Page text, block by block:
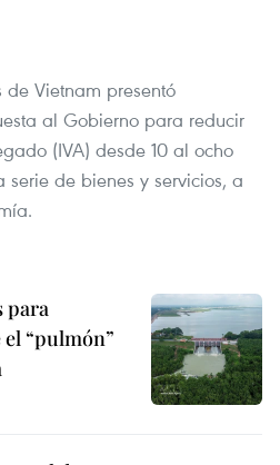
de Vietnam presentó
al Gobierno para reducir
(IVA) desde 10 al ocho
de bienes y servicios, a
para
“pulmón”